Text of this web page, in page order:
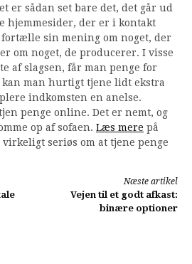
er sådan set bare det, det går ud
hjemmesider, der er i kontakt
sin mening om noget, der
om noget, de producerer. I visse
af slagsen, får man penge for
kan man hurtigt tjene lidt ekstra
indkomsten en anelse.
penge online. Det er nemt, og
op af sofaen. Læs mere på
seriøs om at tjene penge
Næste artikel
Vejen til et godt afkast:
binære optioner